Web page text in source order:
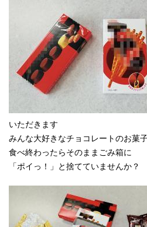
いただきます
みんな大好きなチョコレートのお菓子
食べ終わったらそのままごみ箱に
「ポイっ！」と捨てていませんか？